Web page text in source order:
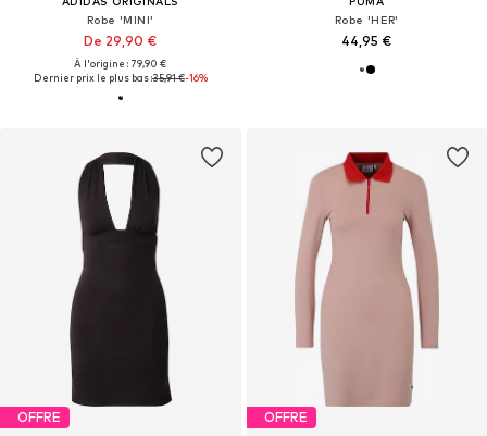
Robe 'MINI'
De 29,90 €
À l'origine : 79,90 €
Dernier prix le plus bas :35,91 €-16%
Robe 'HER'
44,95 €
OFFRE OFFRE